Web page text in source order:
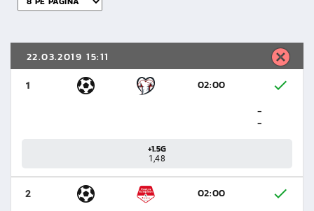
22.03.2019 15:11
1
02:00
-
-
+1.5G
1,48
2
02:00